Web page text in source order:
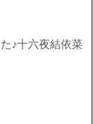
♪十六夜結依菜